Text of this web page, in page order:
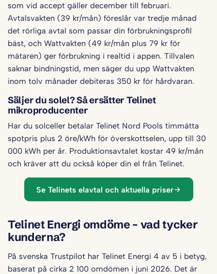
som vid accept gäller december till februari.
Avtalsvakten (39 kr/mån) föreslår var tredje månad
det rörliga avtal som passar din förbrukningsprofil
bäst, och Wattvakten (49 kr/mån plus 79 kr för
mätaren) ger förbrukning i realtid i appen. Tillvalen
saknar bindningstid, men säger du upp Wattvakten
inom tolv månader debiteras 350 kr för hårdvaran.
Säljer du solel? Så ersätter Telinet
mikroproducenter
Har du solceller betalar Telinet Nord Pools timmätta
spotpris plus 2 öre/kWh för överskottselen, upp till 30
000 kWh per år. Produktionsavtalet kostar 49 kr/mån
och kräver att du också köper din el från Telinet.
Se Telinets elavtal och aktuella priser
Telinet Energi omdöme – vad tycker
kunderna?
På svenska Trustpilot har Telinet Energi 4 av 5 i betyg,
baserat på cirka 2 100 omdömen i juni 2026. Det är